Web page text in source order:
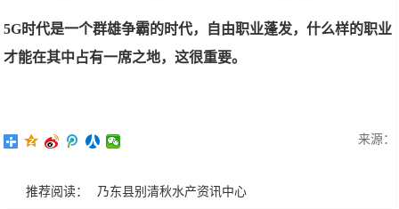
5G时代是一个群雄争霸的时代，自由职业蓬发，什么样的职业
才能在其中占有一席之地，这很重要。
来源：
推荐阅读： 乃东县别清秋水产资讯中心